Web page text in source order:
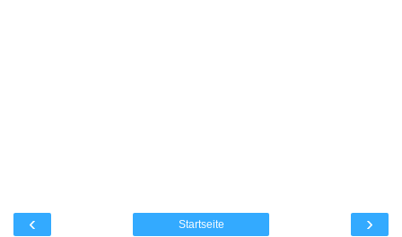
‹ ›
Startseite